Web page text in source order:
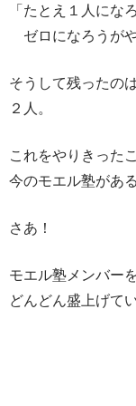
「たとえ１人にな
ゼロになろうが
そうして残ったの
２人。
これをやりきった
今のモエル塾があ
さあ！
モエル塾メンバー
どんどん盛上げて